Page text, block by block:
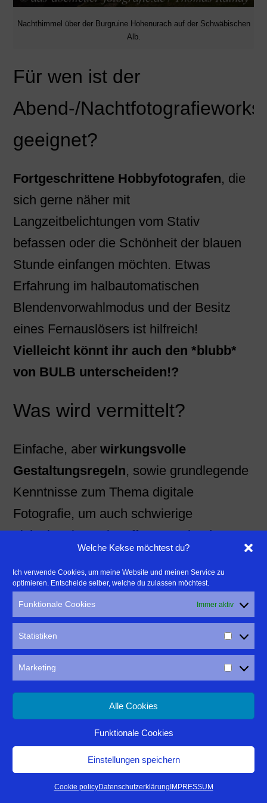
Welche Kekse möchtest du?
Ich verwende Cookies, um meine Website und meinen Service zu
optimieren. Entscheide selber, welche du zulassen möchtest.
Funktionale Cookies Immer aktiv
Statistiken
Marketing
Alle Cookies
Funktionale Cookies
Einstellungen speichern
Cookie policyDatenschutzerklärung IMPRESSUM
Nachthimmel über der Burgruine Hohenurach auf der Schwäbischen
Alb.
Für wen ist der
Abend-/
geeignet?
Fortgeschrittene Hobbyfotografen, die
sich gerne näher mit
Langzeitbelichtungen vom Stativ
befassen oder die Schönheit der blauen
Stunde einfangen möchten. Etwas
Erfahrung im halbautomatischen
Blendenvorwahlmodus und der Besitz
eines Fernauslösers ist hilfreich!
Vielleicht könnt ihr auch den *blubb*
von BULB unterscheiden!?
Was wird vermittelt?
Einfache, aberwirkungsvolle
Gestaltungsregeln, sowie grundlegende
Kenntnisse zum Thema digitale
Fotografie, um auch schwierige
Lichtsituationen im offenen Gelände zu
meistern, denn der Outdooraspekt kommt
auch in der Nacht nicht zu kurz.Neue
Möglichkeiten eurer Digitalkamera
werden euch eröffnet.
Am Abend lernt ihr, wie ihr euch vorab
den optimalen Standort für die Fotografie
im Dunkeln aussucht und auch schon in
der Dämmerung dramatische Fotos
machen könnt.Eine gemeinsame
Bildbearbeitung oder -besprechung am
Rechner wird es aus Zeitgründen nicht
geben. Auf meinen längeren Fotoreisen in